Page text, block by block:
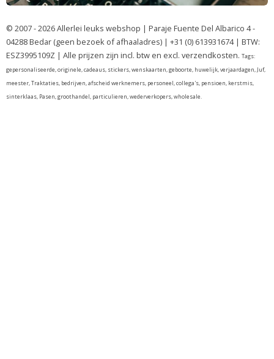
© 2007 - 2026 Allerlei leuks webshop | Paraje Fuente Del Albarico 4 -
04288 Bedar (geen bezoek of afhaaladres) | +31 (0) 613931674 | BTW:
ESZ3995109Z | Alle prijzen zijn incl. btw en excl. verzendkosten. Tags:
gepersonaliseerde, originele, cadeaus, stickers, wenskaarten, geboorte, huwelijk, verjaardagen, Juf,
meester, Traktaties, bedrijven, afscheid werknemers, personeel, collega's, pensioen, kerstmis,
sinterklaas, Pasen, groothandel, particulieren, wederverkopers, wholesale.